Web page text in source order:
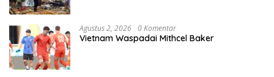
Agustus 2, 2026 0 Komentar
Vietnam Waspadai Mithcel Baker